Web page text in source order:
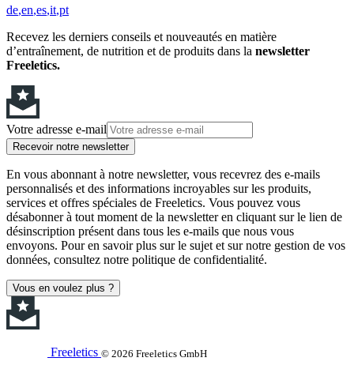
de en es it pt
Recevez les derniers conseils et nouveautés en matière
d’entraînement, de nutrition et de produits dans la newsletter
Freeletics.
Votre adresse e-mail
Recevoir notre newsletter
En vous abonnant à notre newsletter, vous recevrez des e-mails
personnalisés et des informations incroyables sur les produits,
services et offres spéciales de Freeletics. Vous pouvez vous
désabonner à tout moment de la newsletter en cliquant sur le lien de
désinscription présent dans tous les e-mails que nous vous
envoyons. Pour en savoir plus sur le sujet et sur notre gestion de vos
données, consultez notre politique de confidentialité.
Vous en voulez plus ?
Freeletics © 2026 Freeletics GmbH